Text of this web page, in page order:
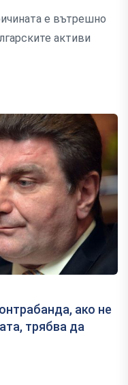
е вътрешно
активи
ако не
трябва да